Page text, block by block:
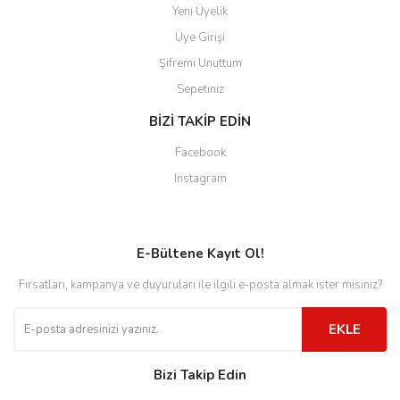
Yeni Üyelik
Üye Girişi
Şifremi Unuttum
Sepetiniz
BİZİ TAKİP EDİN
Facebook
Instagram
E-Bültene Kayıt Ol!
Fırsatları, kampanya ve duyuruları ile ilgili e-posta almak ister misiniz?
EKLE
Bizi Takip Edin